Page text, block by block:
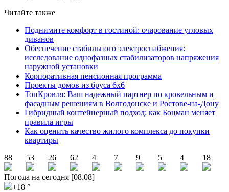
Читайте также
Поднимите комфорт в гостиной: очарование угловых
диванов
Обеспечение стабильного электроснабжения:
исследование однофазных стабилизаторов напряжения
наружной установки
Корпоративная пенсионная программа
Проекты домов из бруса 6х6
ТопКровля: Ваш надежный партнер по кровельным и
фасадным решениям в Волгодонске и Ростове-на-Дону
Гибридный контейнерный подход: как Боцман меняет
правила игры
Как оценить качество жилого комплекса до покупки
квартиры
88
53 26 62 4 7 9 5 4 18
Погода на сегодня [08.08]
+18 °